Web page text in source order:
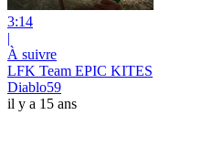
3:14
|
À suivre
LFK Team EPIC KITES
Diablo59
il y a 15 ans